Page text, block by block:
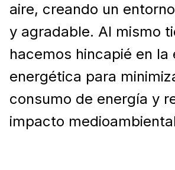
aire, creando un
y agradable. Al mismo
hacemos hincapié en la
energética para
consumo de energía y
impacto